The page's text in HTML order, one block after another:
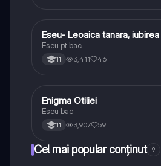
Limba și literatura română
Eseu- Leoaica tanara, iubirea
Eseu pt bac
11 3,411 46
Limba și literatura română
Enigma Otiliei
Eseu bac
11 3,907 59
Cel mai popular conținut 9